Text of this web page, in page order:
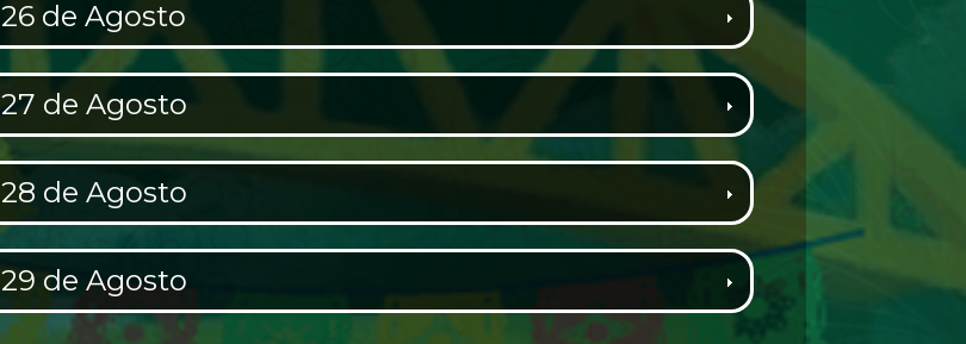
26 de Agosto
27 de Agosto
28 de Agosto
29 de Agosto